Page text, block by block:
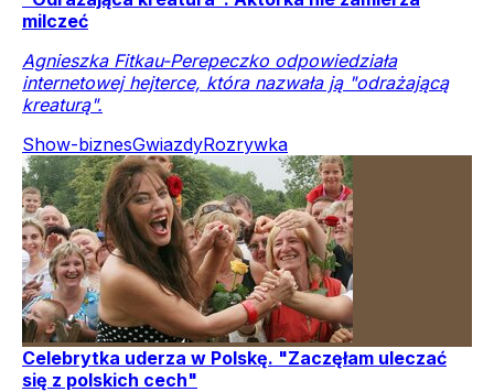
milczeć
Agnieszka Fitkau-Perepeczko odpowiedziała
internetowej hejterce, która nazwała ją "odrażającą
kreaturą".
Show-biznesGwiazdyRozrywka
Celebrytka uderza w Polskę. "Zaczęłam uleczać
się z polskich cech"